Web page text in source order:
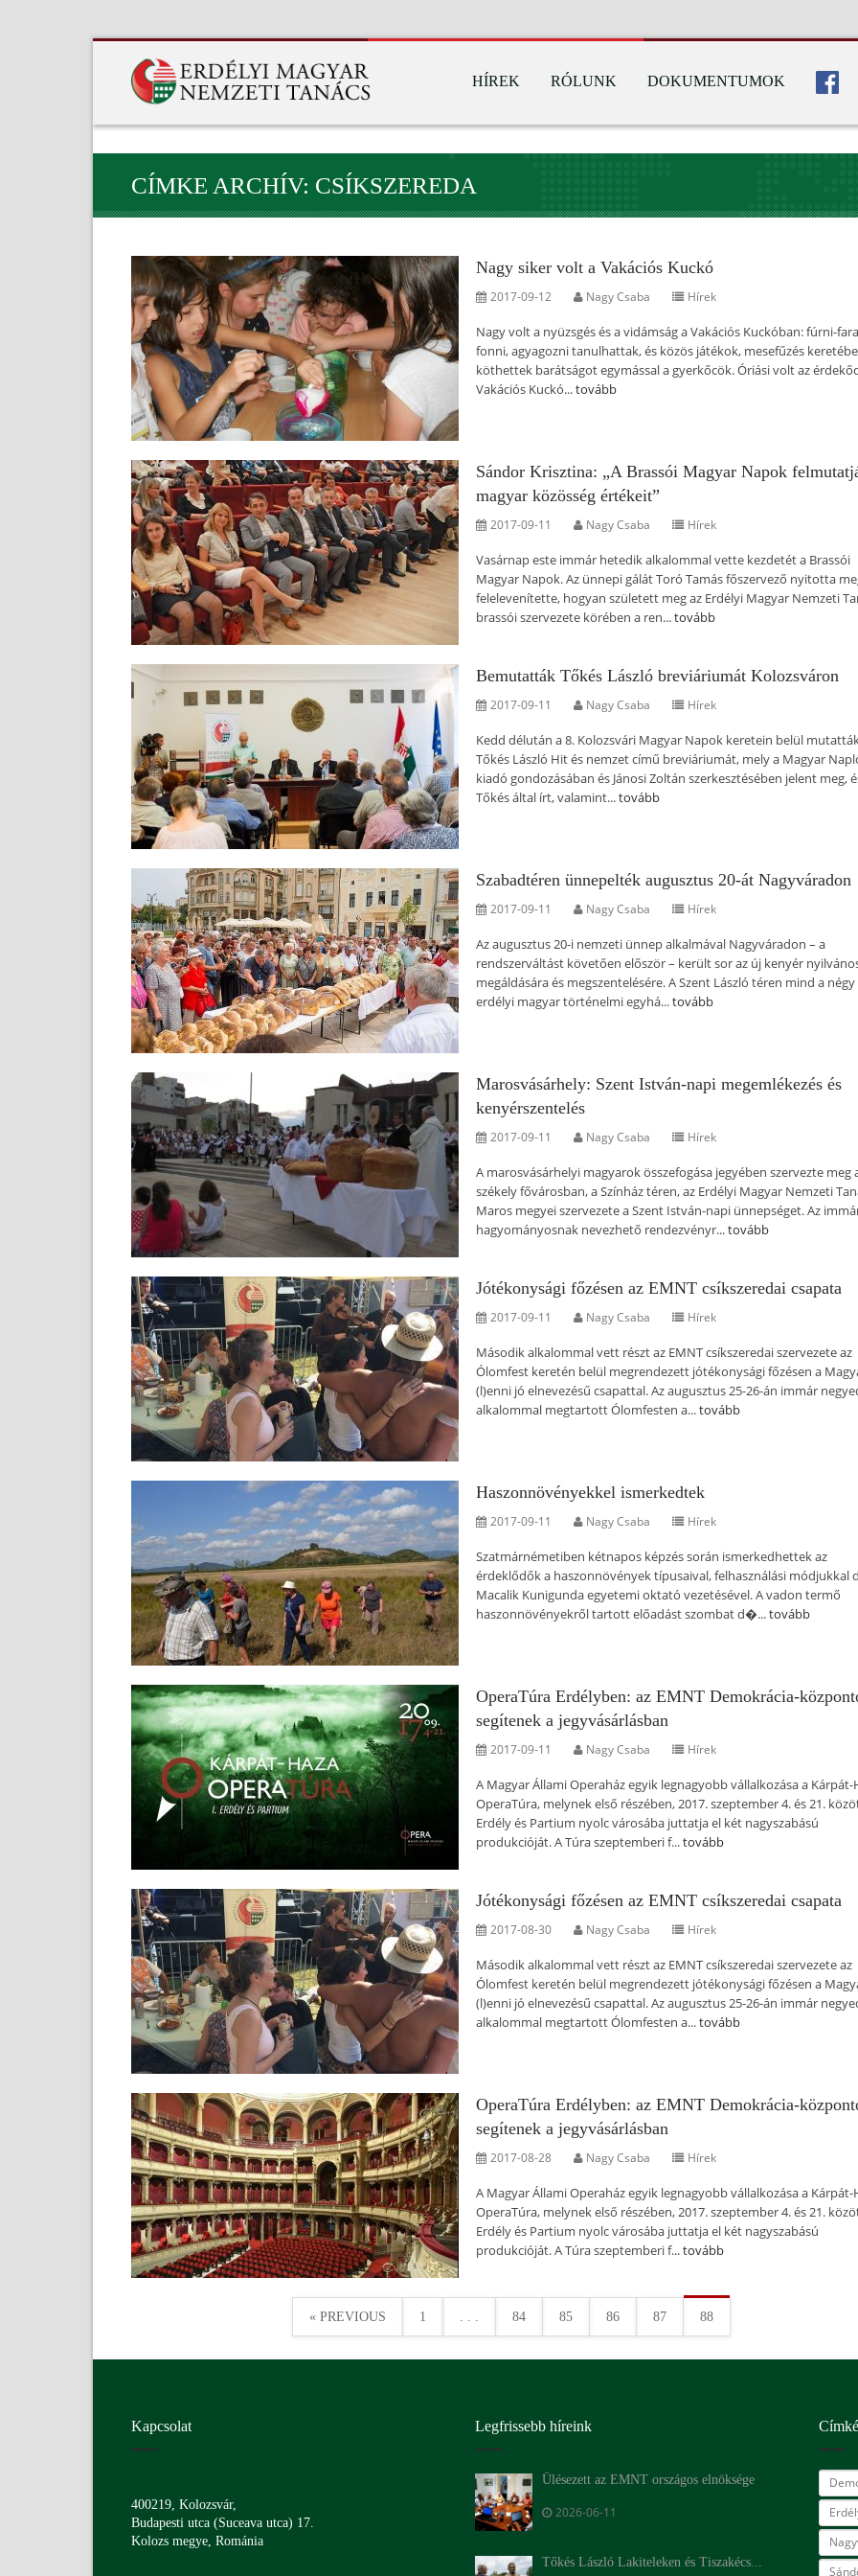
HÍREK RÓLUNK DOKUMENTUMOK
CÍMKE ARCHÍV: CSÍKSZEREDA
Nagy siker volt a Vakációs Kuckó
2017-09-12 Nagy Csaba Hírek
Nagy volt a nyüzsgés és a vidámság a Vakációs Kuckóban: fúrni-
fonni, agyagozni tanulhattak, és közös játékok, mesefűzés
köthettek barátságot egymással a gyerkőcök. Óriási volt az
Vakációs Kuckó...tovább
Sándor Krisztina: „A Brassói Magyar Napok
magyar közösség értékeit”
2017-09-11 Nagy Csaba Hírek
Vasárnap este immár hetedik alkalommal vette kezdetét a Brassói
Magyar Napok. Az ünnepi gálát Toró Tamás főszervező nyitotta
felelevenítette, hogyan született meg az Erdélyi Magyar Nemzeti
brassói szervezete körében a ren...tovább
Bemutatták Tőkés László breviáriumát Kolozsváron
2017-09-11 Nagy Csaba Hírek
Kedd délután a 8. Kolozsvári Magyar Napok keretein belül
Tőkés László Hit és nemzet című breviáriumát, mely a Magyar
kiadó gondozásában és Jánosi Zoltán szerkesztésében jelent meg,
Tőkés által írt, valamint...tovább
Szabadtéren ünnepelték augusztus 20-át Nagyváradon
2017-09-11 Nagy Csaba Hírek
Az augusztus 20-i nemzeti ünnep alkalmával Nagyváradon – a
rendszerváltást követően először – került sor az új kenyér
megáldására és megszentelésére. A Szent László téren mind a négy
erdélyi magyar történelmi egyhá...tovább
Marosvásárhely: Szent István-napi megemlékezés és
kenyérszentelés
2017-09-11 Nagy Csaba Hírek
A marosvásárhelyi magyarok összefogása jegyében szervezte meg
székely fővárosban, a Színház téren, az Erdélyi Magyar Nemzeti
Maros megyei szervezete a Szent István-napi ünnepséget. Az
hagyományosnak nevezhető rendezvényr...tovább
Jótékonysági főzésen az EMNT csíkszeredai csapata
2017-09-11 Nagy Csaba Hírek
Második alkalommal vett részt az EMNT csíkszeredai szervezete az
Ólomfest keretén belül megrendezett jótékonysági főzésen a
(l)enni jó elnevezésű csapattal. Az augusztus 25-26-án immár
alkalommal megtartott Ólomfesten a...tovább
Haszonnövényekkel ismerkedtek
2017-09-11 Nagy Csaba Hírek
Szatmárnémetiben kétnapos képzés során ismerkedhettek az
érdeklődők a haszonnövények típusaival, felhasználási módjukkal
Macalik Kunigunda egyetemi oktató vezetésével. A vadon termő
haszonnövényekről tartott előadást szombat d�...tovább
OperaTúra Erdélyben: az EMNT Demokrácia-
segítenek a jegyvásárlásban
2017-09-11 Nagy Csaba Hírek
A Magyar Állami Operaház egyik legnagyobb vállalkozása a Kárpát-
OperaTúra, melynek első részében, 2017. szeptember 4. és 21.
Erdély és Partium nyolc városába juttatja el két nagyszabású
produkcióját. A Túra szeptemberi f...tovább
Jótékonysági főzésen az EMNT csíkszeredai csapata
2017-08-30 Nagy Csaba Hírek
Második alkalommal vett részt az EMNT csíkszeredai szervezete az
Ólomfest keretén belül megrendezett jótékonysági főzésen a
(l)enni jó elnevezésű csapattal. Az augusztus 25-26-án immár
alkalommal megtartott Ólomfesten a...tovább
OperaTúra Erdélyben: az EMNT Demokrácia-
segítenek a jegyvásárlásban
2017-08-28 Nagy Csaba Hírek
A Magyar Állami Operaház egyik legnagyobb vállalkozása a Kárpát-
OperaTúra, melynek első részében, 2017. szeptember 4. és 21.
Erdély és Partium nyolc városába juttatja el két nagyszabású
produkcióját. A Túra szeptemberi f...tovább
« PREVIOUS 1 . . . 84 85 86 87 88
Kapcsolat
400219, Kolozsvár,
Budapesti utca (Suceava utca) 17.
Kolozs megye, Románia
Legfrissebb híreink
Ülésezett az EMNT országos elnöksége
2026-06-11
Tőkés László Lakiteleken és Tiszakécs...